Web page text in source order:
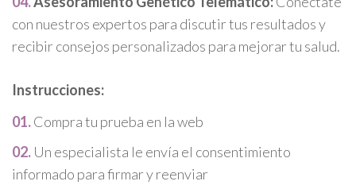
con nuestros expertos para discutir tus resultados y
recibir consejos personalizados para mejorar tu salud.
Instrucciones:
Compra tu prueba en la web
Un especialista le envía el consentimiento
informado para firmar y reenviar